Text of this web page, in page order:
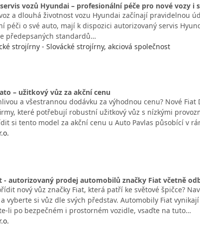
vozů Hyundai – profesionální péče pro nové vozy
a dlouhá životnost vozu Hyundai začínají pravidelnou
péči o své auto, mají k dispozici autorizovaný servis
předepsaných standardů…
strojírny - Slovácké strojírny, akciová společnost
– užitkový vůz za akční cenu
a všestrannou dodávku za výhodnou cenu? Nové
které potřebují robustní užitkový vůz s nízkými
si tento model za akční cenu u Auto Pavlas působící v
- autorizovaný prodej automobilů značky Fiat včetně
nový vůz značky Fiat, která patří ke světové špičce?
vyberte si vůz dle svých představ. Automobily Fiat
li po bezpečném i prostorném vozidle, vsaďte na tuto…